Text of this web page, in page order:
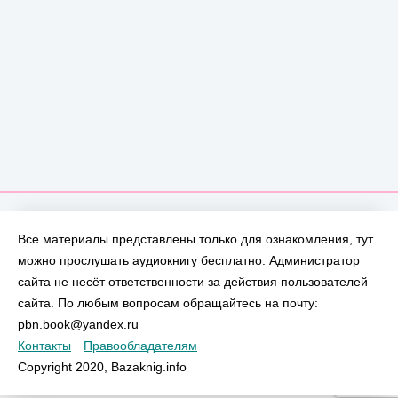
Все материалы представлены только для ознакомления, тут
можно прослушать аудиокнигу бесплатно. Администратор
сайта не несёт ответственности за действия пользователей
сайта. По любым вопросам обращайтесь на почту:
pbn.book@yandex.ru
Контакты
Правообладателям
Copyright 2020, Bazaknig.info